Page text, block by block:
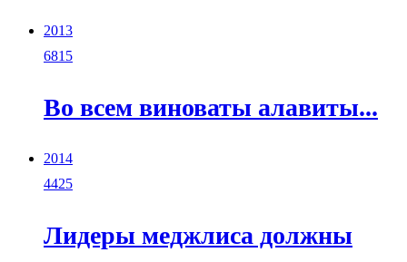
2013
6815
Во всем виноваты алавиты...
2014
4425
Лидеры меджлиса должны